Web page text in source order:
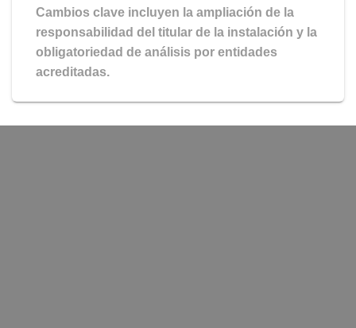
Cambios clave incluyen la ampliación de la
responsabilidad del titular de la instalación y la
obligatoriedad de análisis por entidades
acreditadas.